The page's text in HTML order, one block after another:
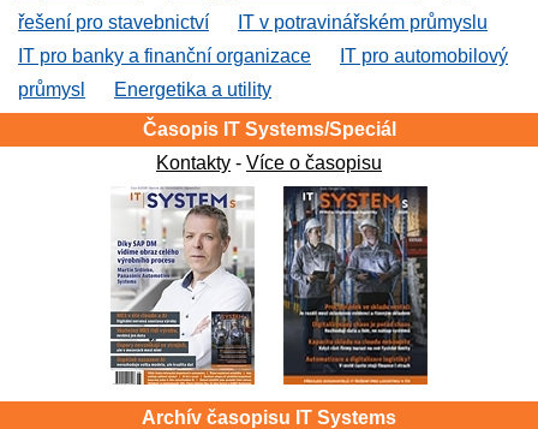
řešení pro stavebnictví
IT v potravinářském průmyslu
IT pro banky a finanční organizace
IT pro automobilový
průmysl
Energetika a utility
Časopis IT Systems/Speciál
Kontakty - Více o časopisu
Archív časopisu IT Systems